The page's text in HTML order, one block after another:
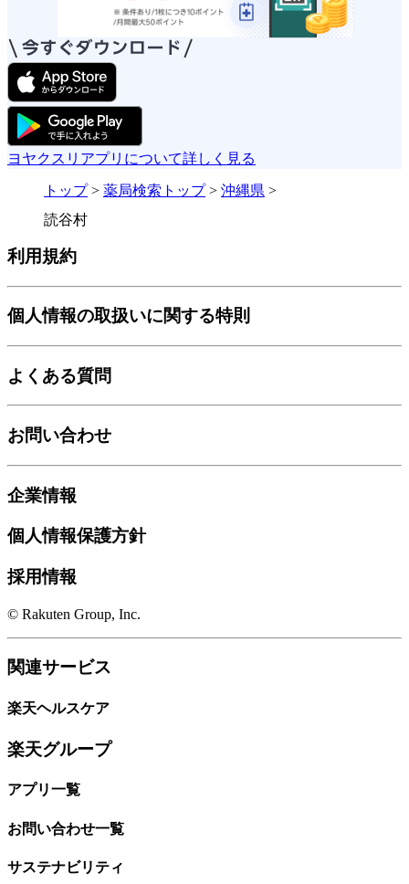
ヨヤクスリアプリについて詳しく見る
トップ> 薬局検索トップ> 沖縄県 >
読谷村
利用規約
個人情報の取扱いに関する特則
よくある質問
お問い合わせ
企業情報
個人情報保護方針
採用情報
© Rakuten Group, Inc.
関連サービス
楽天ヘルスケア
楽天グループ
アプリ一覧
お問い合わせ一覧
サステナビリティ